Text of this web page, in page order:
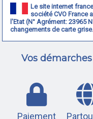
Le site internet
société CVO France
l'Etat (N° Agrément: 23965
changements de carte grise.
Vos
Paiement